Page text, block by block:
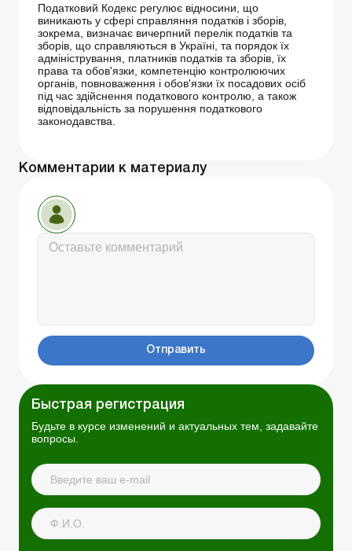
Податковий Кодекс регулює відносини, що
виникають у сфері справляння податків і зборів,
зокрема, визначає вичерпний перелік податків та
зборів, що справляються в Україні, та порядок їх
адміністрування, платників податків та зборів, їх
права та обов'язки, компетенцію контролюючих
органів, повноваження і обов'язки їх посадових осіб
під час здійснення податкового контролю, а також
відповідальність за порушення податкового
законодавства.
Комментарии к материалу
Отправить
Быстрая регистрация
Будьте в курсе изменений и актуальных тем, задавайте
вопросы.